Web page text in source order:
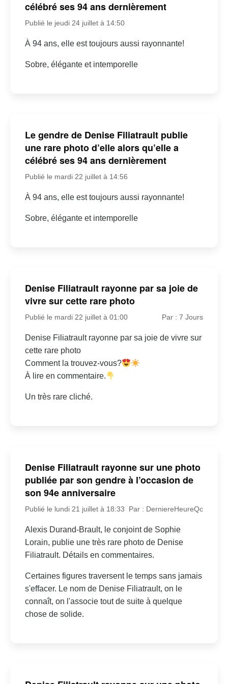
célébré ses 94 ans dernièrement
Publié le jeudi 24 juillet à 14:50
À 94 ans, elle est toujours aussi rayonnante!
Sobre, élégante et intemporelle
Le gendre de Denise Filiatrault publie
une rare photo d’elle alors qu’elle a
célébré ses 94 ans dernièrement
Publié le mardi 22 juillet à 14:56
À 94 ans, elle est toujours aussi rayonnante!
Sobre, élégante et intemporelle
Denise Filiatrault rayonne par sa joie de
vivre sur cette rare photo
Publié le mardi 22 juillet à 01:00 Par : 7 Jours
Denise Filiatrault rayonne par sa joie de vivre sur
cette rare photo
Comment la trouvez-vous?
À lire en commentaire.
Un très rare cliché.
Denise Filiatrault rayonne sur une photo
publiée par son gendre à l’occasion de
son 94e anniversaire
Publié le lundi 21 juillet à 18:33 Par : DerniereHeureQc
Alexis Durand-Brault, le conjoint de Sophie
Lorain, publie une très rare photo de Denise
Filiatrault. Détails en commentaires.
Certaines figures traversent le temps sans jamais
s'effacer. Le nom de Denise Filiatrault, on le
connaît, on l'associe tout de suite à quelque
chose de solide.